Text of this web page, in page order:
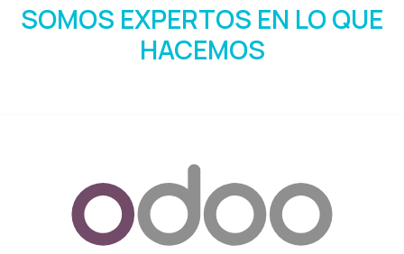
SOMOS EXPERTOS EN LO QUE
HACEMOS